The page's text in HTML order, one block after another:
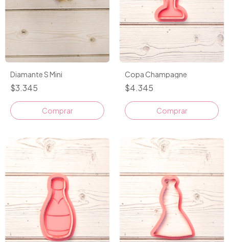
Diamante S Mini
$3.345
Copa Champagne
$4.345
Comprar